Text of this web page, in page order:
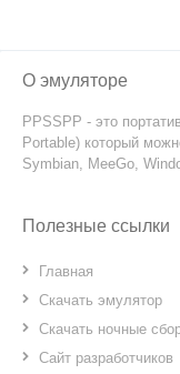
О эмуляторе
PPSSPP - это
Portable) который
Symbian, MeeGo,
Полезные ссылки
Главная
Скачать эмулятор
Скачать ночные
Сайт разработчиков